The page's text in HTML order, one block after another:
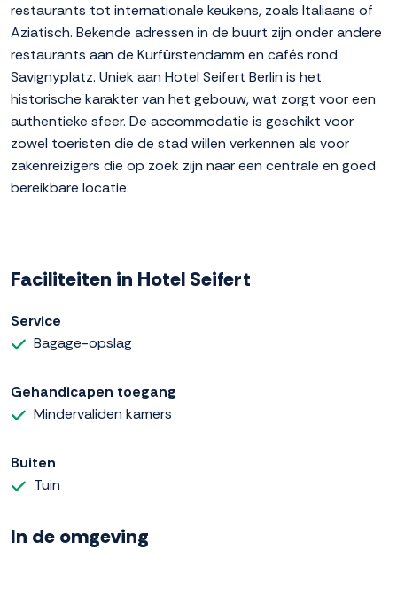
restaurants tot internationale keukens, zoals Italiaans of
Aziatisch. Bekende adressen in de buurt zijn onder andere
restaurants aan de Kurfürstendamm en cafés rond
Savignyplatz. Uniek aan Hotel Seifert Berlin is het
historische karakter van het gebouw, wat zorgt voor een
authentieke sfeer. De accommodatie is geschikt voor
zowel toeristen die de stad willen verkennen als voor
zakenreizigers die op zoek zijn naar een centrale en goed
bereikbare locatie.
Faciliteiten in Hotel Seifert
Service
Bagage-opslag
Gehandicapen toegang
Mindervaliden kamers
Buiten
Tuin
In de omgeving